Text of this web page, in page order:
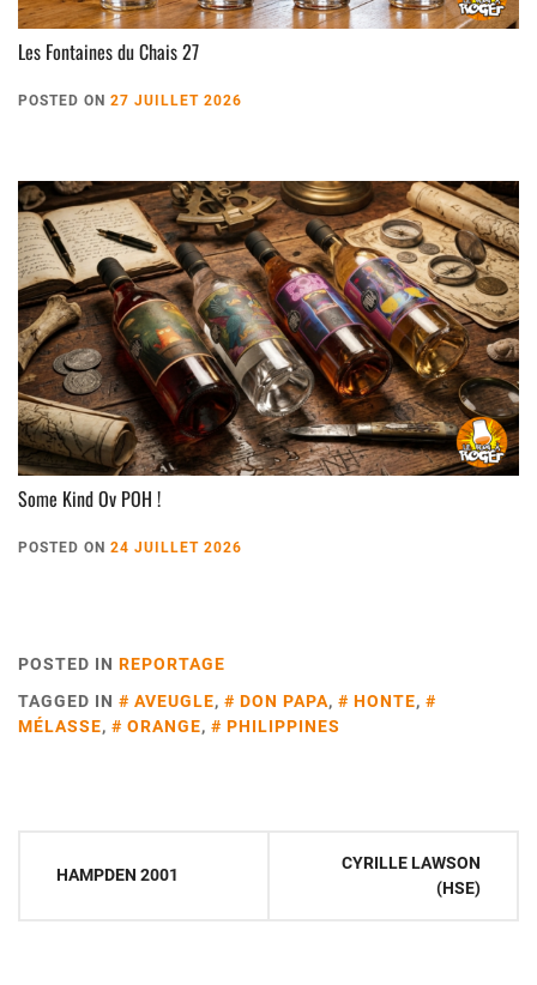
Les Fontaines du Chais 27
POSTED ON 27 JUILLET 2026
Some Kind Ov POH !
POSTED ON 24 JUILLET 2026
POSTED IN REPORTAGE
TAGGED IN
AVEUGLE, DON PAPA, HONTE,
MÉLASSE, ORANGE, PHILIPPINES
HAMPDEN 2001
CYRILLE LAWSON
(HSE)